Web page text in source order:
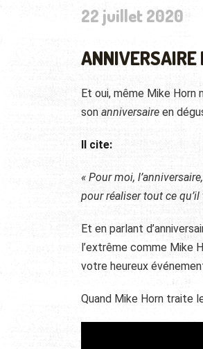
22 juillet 2020
ANNIVERSAIRE
Et oui, même Mike Horn
sonanniversaire en
Il cite:
« Pour moi,
pour réaliser tout ce
Et en parlant
l’extrême comme Mike
votre heureux
Quand Mike Horn traite